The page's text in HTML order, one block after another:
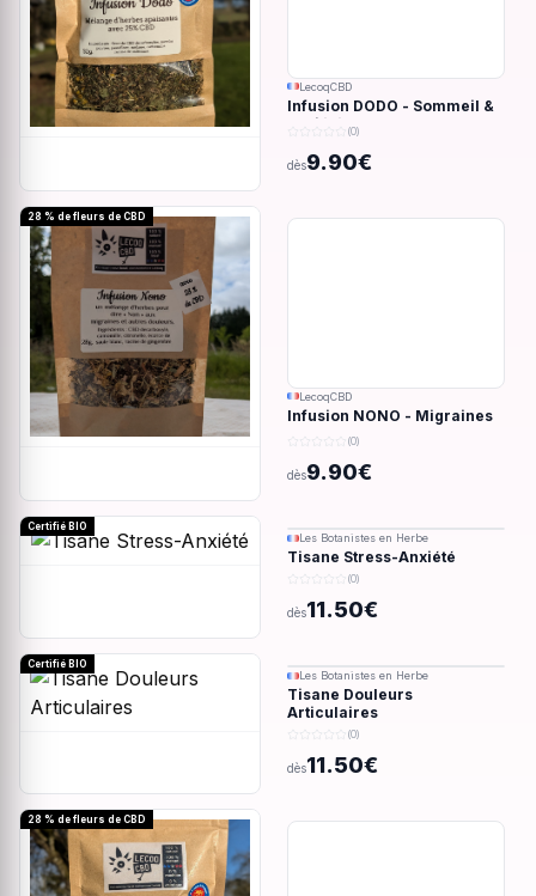
LecoqCBD
Infusion DODO - Sommeil &
anxiété - 32g
(0)
dès9.90€
28 % de fleurs de CBD
LecoqCBD
Infusion NONO - Migraines
& douleurs - 28g
(0)
dès9.90€
Certifié BIO
Les Botanistes en Herbe
Tisane Stress-Anxiété
(0)
dès11.50€
Certifié BIO
Les Botanistes en Herbe
Tisane Douleurs
Articulaires
(0)
dès11.50€
28 % de fleurs de CBD